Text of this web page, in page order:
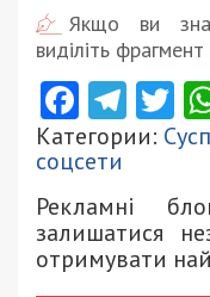
Якщо ви
виділіть
Категории:
соцсети
Рекламні
залишатися
отримувати